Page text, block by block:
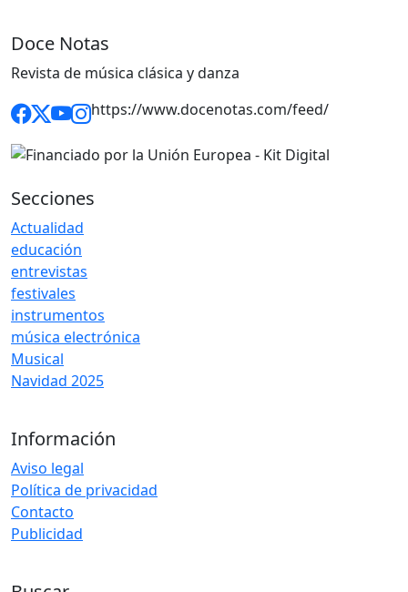
Doce Notas
Revista de música clásica y danza
https://www.docenotas.com/feed/
Secciones
Actualidad
educación
entrevistas
festivales
instrumentos
música electrónica
Musical
Navidad 2025
Información
Aviso legal
Política de privacidad
Contacto
Publicidad